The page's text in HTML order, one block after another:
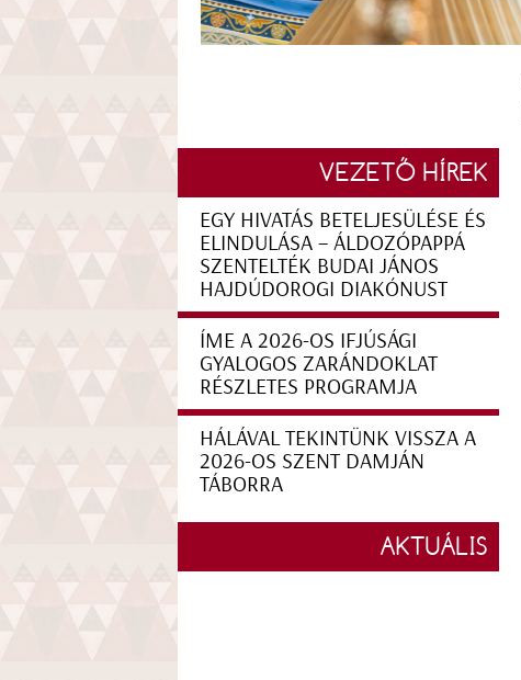
VEZETŐ HÍREK
EGY HIVATÁS BETELJESÜLÉSE ÉS
ELINDULÁSA – ÁLDOZÓPAPPÁ
SZENTELTÉK BUDAI JÁNOS
HAJDÚDOROGI DIAKÓNUST
ÍME A 2026-OS IFJÚSÁGI
GYALOGOS ZARÁNDOKLAT
RÉSZLETES PROGRAMJA
HÁLÁVAL TEKINTÜNK VISSZA A
2026-OS SZENT DAMJÁN
TÁBORRA
AKTUÁLIS